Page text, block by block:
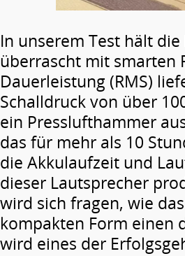
In unserem Test hält
überrascht mit smarten
Dauerleistung (RMS)
Schalldruck von über
ein Presslufthammer
das für mehr als 10
die Akkulaufzeit und
dieser Lautsprecher
wird sich fragen, wie
kompakten Form einen
wird eines der